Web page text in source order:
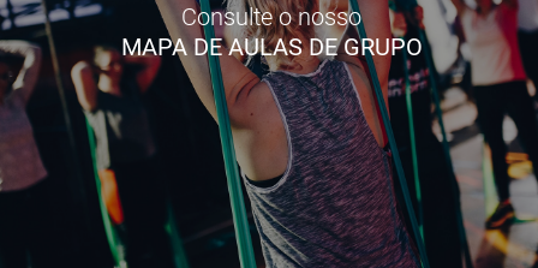
Consulte o nosso
MAPA DE AULAS DE GRUPO